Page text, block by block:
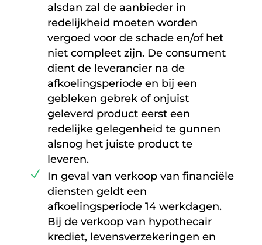
alsdan zal de aanbieder in
redelijkheid moeten worden
vergoed voor de schade en/of het
niet compleet zijn. De consument
dient de leverancier na de
afkoelingsperiode en bij een
gebleken gebrek of onjuist
geleverd product eerst een
redelijke gelegenheid te gunnen
alsnog het juiste product te
leveren.
In geval van verkoop van financiële
diensten geldt een
afkoelingsperiode 14 werkdagen.
Bij de verkoop van hypothecair
krediet, levensverzekeringen en